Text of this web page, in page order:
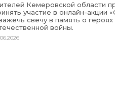
Кемеровской области
участие в онлайн-акции
свечу в память о
войны.